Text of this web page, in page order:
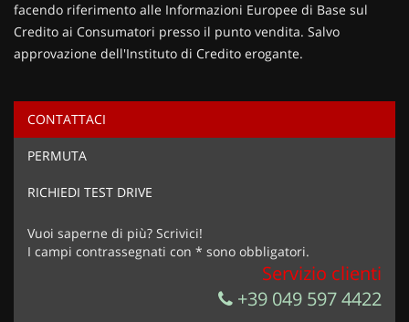
Ho letto e accettol'informativa privacy*
Acconsento al trattamento dei miei dati per finalità di
Invia la tua richiesta
facendo riferimento alle Informazioni Europee di Base sul
Credito ai Consumatori presso il punto vendita. Salvo
approvazione dell'Instituto di Credito erogante.
CONTATTACI
PERMUTA
RICHIEDI TEST DRIVE
Vuoi saperne di più? Scrivici!
I campi contrassegnati con * sono obbligatori.
Servizio clienti
+39 049 597 4422